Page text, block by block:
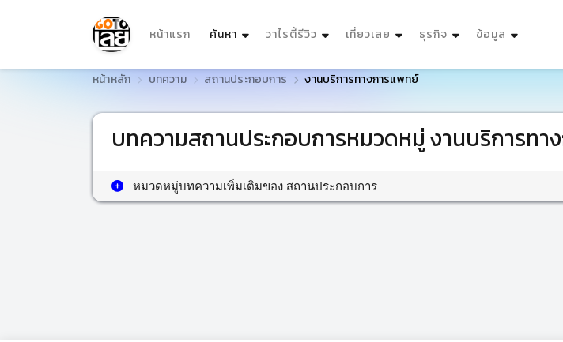
หน้าแรก ค้นหา (current)วาไรตี้รีวิว เที่ยวเลย ธุรกิจ ข้อมูล
หน้าหลัก บทความ สถานประกอบการ งานบริการทางการแพทย์
บทความสถานประกอบการหมวดหมู่ งานบริการทา
หมวดหมู่บทความเพิ่มเติมของ สถานประกอบการ